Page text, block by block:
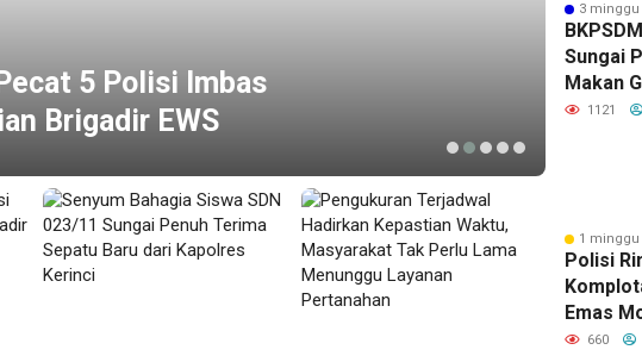
5 Polisi Imbas
Brigadir EWS
11
3
Sungai
Makan
Cuma
1121
1
Polisi
Emas
Sungai
660